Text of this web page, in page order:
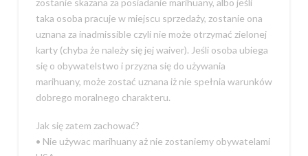
taka osoba pracuje w miejscu sprzedaży, zostanie ona
uznana za inadmissible czyli nie może otrzymać zielonej
karty (chyba że należy się jej waiver). Jeśli osoba ubiega
się o obywatelstwo i przyzna się do używania
marihuany, może zostać uznana iż nie spełnia warunków
dobrego moralnego charakteru.
Jak się zatem zachować?
• Nie używac marihuany aż nie zostaniemy obywatelami